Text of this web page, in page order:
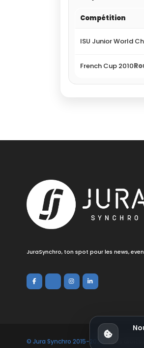
Compétition
ISU Junior World
French Cup 2010
JuraSynchro, ton spot pour les news,
© Jura Synchro 2015-2026 . Tous droits